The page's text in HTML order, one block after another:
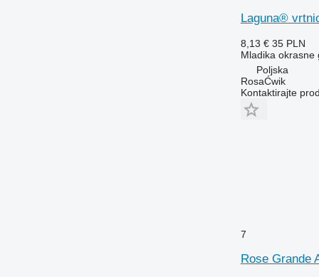
Laguna®
8,13 € 35 PLN
Mladika okrasne
Poljska
RosaĆwik
Kontaktirajte
7
Rose Grande